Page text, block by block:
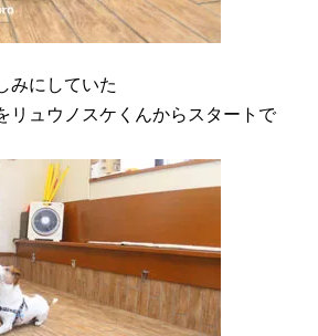
みにしていた
リュウノスケくんからスタートで